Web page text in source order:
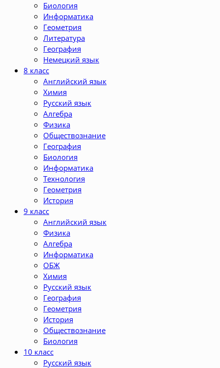
Биология
Информатика
Геометрия
Литература
География
Немецкий язык
8 класс
Английский язык
Химия
Русский язык
Алгебра
Физика
Обществознание
География
Биология
Информатика
Технология
Геометрия
История
9 класс
Английский язык
Физика
Алгебра
Информатика
ОБЖ
Химия
Русский язык
География
Геометрия
История
Обществознание
Биология
10 класс
Русский язык